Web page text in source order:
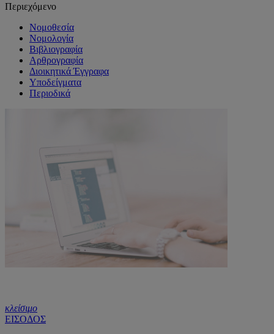
Περιεχόμενο
Νομοθεσία
Νομολογία
Βιβλιογραφία
Αρθρογραφία
Διοικητικά Έγγραφα
Υποδείγματα
Περιοδικά
κλείσιμο
ΕΙΣΟΔΟΣ